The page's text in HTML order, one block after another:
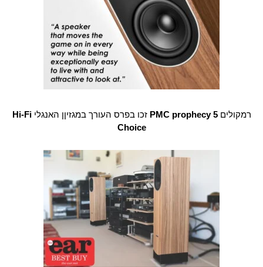
רמקוליםPMC prophecy 5 זכו בפרס העורך במגזיןן האנגליHi-Fi
Choice